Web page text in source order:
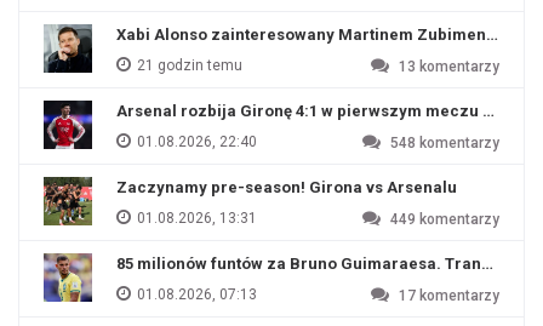
Xabi Alonso zainteresowany Martinem Zubimendim
21 godzin temu 13 komentarzy
Arsenal rozbija Gironę 4:1 w pierwszym meczu
01.08.2026, 22:40 548 komentarzy
Zaczynamy pre-season! Girona vs Arsenalu
01.08.2026, 13:31 449 komentarzy
85 milionów funtów za Bruno Guimaraesa. Transfer
01.08.2026, 07:13 17 komentarzy